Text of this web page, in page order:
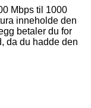
Mbps til 1000
inneholde den
betaler du for
da du hadde den